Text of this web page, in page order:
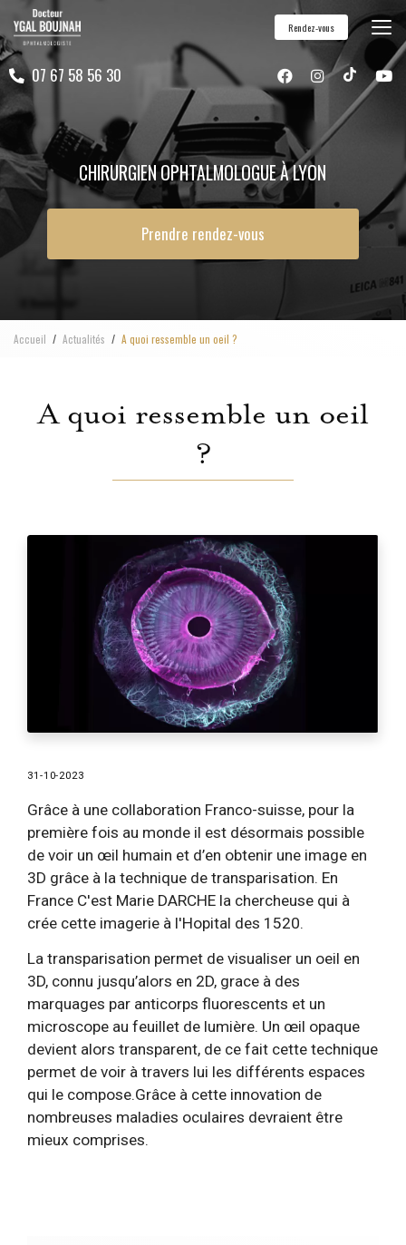
au
contenu
principal07 67 58 56 30
Rendez-vous
CHIRURGIEN OPHTALMOLOGUE À LYON
Prendre rendez-vous
Accueil Actualités A quoi ressemble un oeil ?
A quoi ressemble un oeil
?
31-10-2023
Grâce à une collaboration Franco-suisse, pour la
première fois au monde il est désormais possible
de voir un œil humain et d’en obtenir une image en
3D grâce à la technique de transparisation. En
France C'est Marie DARCHE la chercheuse qui à
crée cette imagerie à l'Hopital des 1520.
La transparisation permet de visualiser un oeil en
3D, connu jusqu’alors en 2D, grace à des
marquages par anticorps fluorescents et un
microscope au feuillet de lumière. Un œil opaque
devient alors transparent, de ce fait cette technique
permet de voir à travers lui les différents espaces
qui le compose.Grâce à cette innovation de
nombreuses maladies oculaires devraient être
mieux comprises.